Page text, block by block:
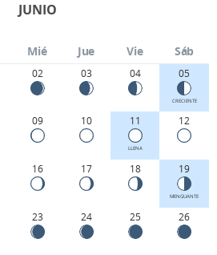
JUNIO
Mié Jue Vie Sáb
02 03 04 05
CRECIENTE
09 10 11
LLENA
12
16 17 18 19
MENGUANTE
23 24 25 26